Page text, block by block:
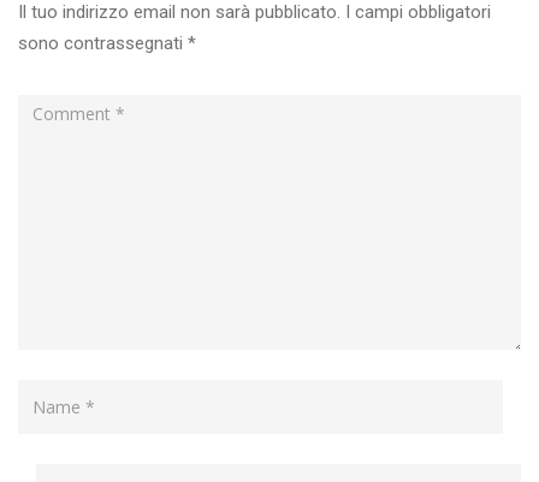
Il tuo indirizzo email non sarà pubblicato.
I campi obbligatori
sono contrassegnati *